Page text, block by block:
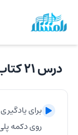
درس ۲۱ کتاب اول هنرستان
برای
روی دکمه